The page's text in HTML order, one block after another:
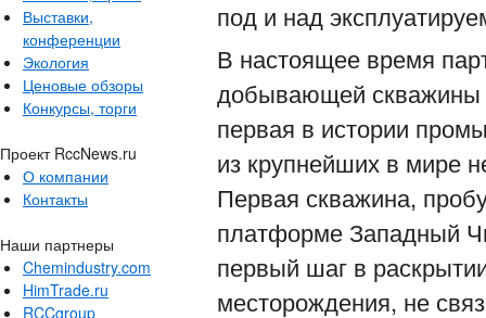
Выставки,
конференции
Экология
Ценовые обзоры
Конкурсы, торги
Проект RccNews.ru
О компании
Контакты
Наши партнеры
Chemindustry.com
HimTrade.ru
RCCgroup
под и над
В настоящее время
добывающей скважины
первая в истории
из крупнейших в мире
Первая скважина,
платформе Западный
первый шаг в
месторождения, не